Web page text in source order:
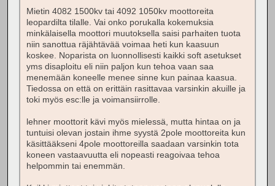
Mietin 4082 1500kv tai 4092 1050kv moottoreita
leopardilta tilalle. Vai onko porukalla kokemuksia
minkälaisella moottori muutoksella saisi parhaiten tuota
niin sanottua räjähtävää voimaa heti kun kaasuun
koskee. Noparista on luonnollisesti kaikki soft asetukset
yms disaploitu eli niin paljon kun tehoa vaan saa
menemään koneelle menee sinne kun painaa kaasua.
Tiedossa on että on erittäin rasittavaa varsinkin akuille ja
toki myös esc:lle ja voimansiirrolle.
lehner moottorit kävi myös mielessä, mutta hintaa on ja
tuntuisi olevan jostain ihme syystä 2pole moottoreita kun
käsittääkseni 4pole moottoreilla saadaan varsinkin tota
koneen vastaavuutta eli nopeasti reagoivaa tehoa
helpommin tai enemmän.